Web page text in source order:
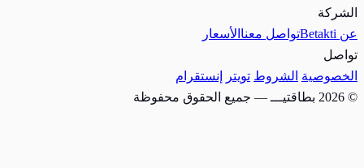
الشركة
عن Betakti
تواصل معنا الأسعار
تواصل
الخصوصية الشروط تويتر
إنستقرام
© 2026 بطاقتيـــ — جميع الحقوق محفوظة